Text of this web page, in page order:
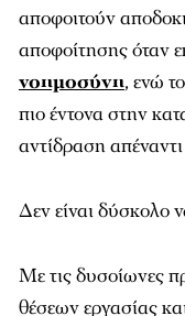
αποφοιτούν
αποφοίτησης όταν
νοημοσύνη, ενώ
πιο έντονα στην
αντίδραση
Δεν είναι δύσκολο
Με τις δυσοίωνες
θέσεων εργασίας